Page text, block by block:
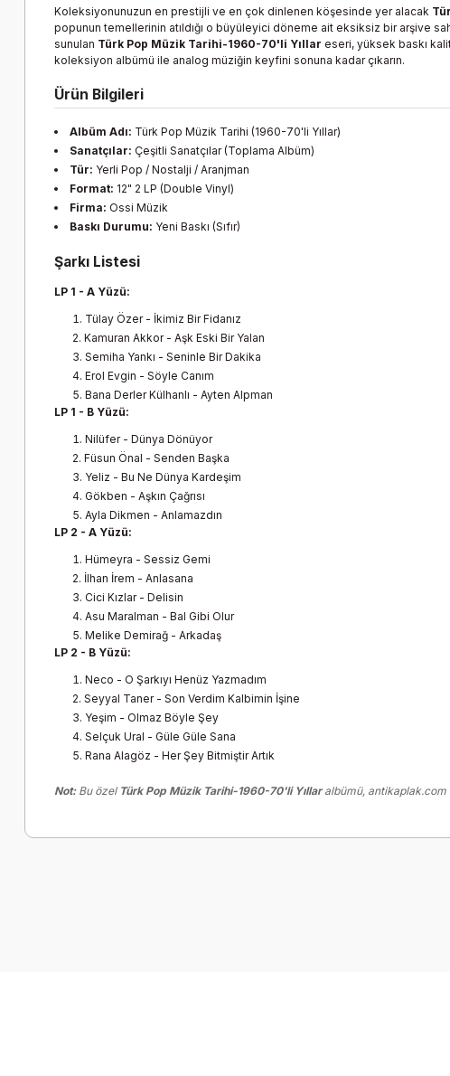
Koleksiyonunuzun en prestijli ve en çok dinlenen köşesinde yer alacak
popunun temellerinin atıldığı o büyüleyici döneme ait eksiksiz bir arşive
sunulan Türk Pop Müzik Tarihi-1960-70'li Yıllar eseri, yüksek baskı
koleksiyon albümü ile analog müziğin keyfini sonuna kadar çıkarın.
Ürün Bilgileri
Albüm Adı: Türk Pop Müzik Tarihi (1960-70'li Yıllar)
Sanatçılar: Çeşitli Sanatçılar (Toplama Albüm)
Tür: Yerli Pop / Nostalji / Aranjman
Format: 12" 2 LP (Double Vinyl)
Firma: Ossi Müzik
Baskı Durumu: Yeni Baskı (Sıfır)
Şarkı Listesi
LP 1 - A Yüzü:
Tülay Özer - İkimiz Bir Fidanız
Kamuran Akkor - Aşk Eski Bir Yalan
Semiha Yankı - Seninle Bir Dakika
Erol Evgin - Söyle Canım
Bana Derler Külhanlı - Ayten Alpman
LP 1 - B Yüzü:
Nilüfer - Dünya Dönüyor
Füsun Önal - Senden Başka
Yeliz - Bu Ne Dünya Kardeşim
Gökben - Aşkın Çağrısı
Ayla Dikmen - Anlamazdın
LP 2 - A Yüzü:
Hümeyra - Sessiz Gemi
İlhan İrem - Anlasana
Cici Kızlar - Delisin
Asu Maralman - Bal Gibi Olur
Melike Demirağ - Arkadaş
LP 2 - B Yüzü:
Neco - O Şarkıyı Henüz Yazmadım
Seyyal Taner - Son Verdim Kalbimin İşine
Yeşim - Olmaz Böyle Şey
Selçuk Ural - Güle Güle Sana
Rana Alagöz - Her Şey Bitmiştir Artık
Not:Bu özel Türk Pop Müzik Tarihi-1960-70'li Yıllaralbümü, antikaplak.com